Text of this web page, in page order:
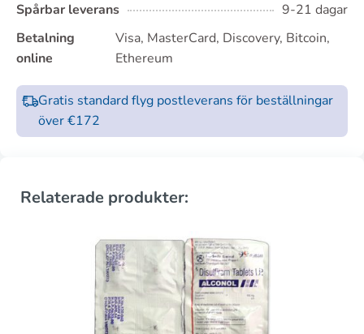
Spårbar leverans
9-21 dagar
Betalning
online
Visa, MasterCard, Discovery, Bitcoin,
Ethereum
Gratis standard flyg postleverans för beställningar
över €172
Relaterade produkter: